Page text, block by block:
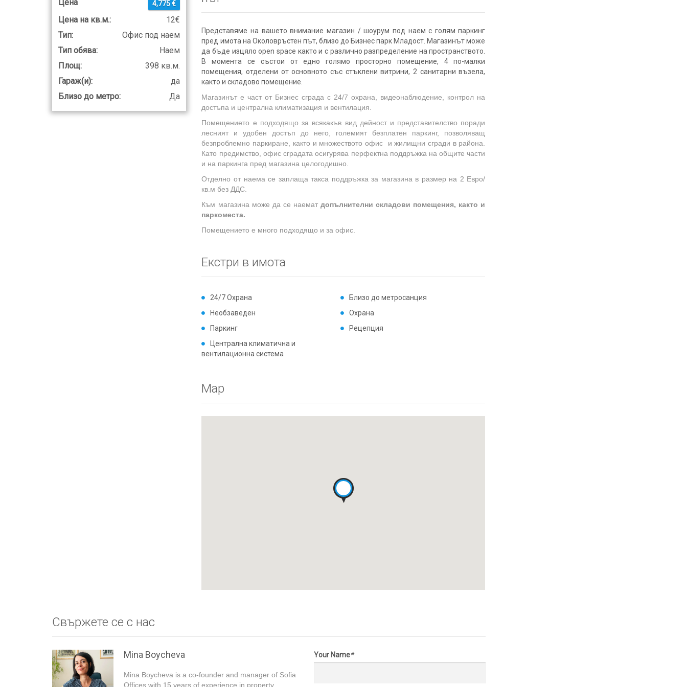
Цена 4,775 €
Цена на кв.м.:
12€
Тип:
Офис под наем
Тип обява:
Наем
Площ:
398 кв.м.
Гараж(и):
да
Близо до метро:
Да
Представяме на вашето внимание магазин / шоурум под наем с голям паркинг
пред имота на Околовръстен път, близо до Бизнес парк Младост. Магазинът може
да бъде изцяло open space както и с различно разпределение на пространството.
В момента се състои от едно голямо просторно помещение, 4 по-малки
помещения, отделени от основното със стъклени витрини, 2 санитарни възела,
както и складово помещение.
Магазинът е част от Бизнес сграда с 24/7 охрана, видеонаблюдение, контрол на
достъпа и централна климатизация и вентилация.
Помещението е подходящо за всякакъв вид дейност и представителство поради
лесният и удобен достъп до него, големият безплатен паркинг, позволяващ
безпроблемно паркиране, както и множеството офис и жилищни сгради в района.
Като предимство, офис сградата осигурява перфектна поддръжка на общите части
и на паркинга пред магазина целогодишно.
Отделно от наема се заплаща такса поддръжка за магазина в размер на 2 Евро/
кв.м без ДДС.
Към магазина може да се наематдопълнителни складови помещения, както и
паркоместа.
Помещението е много подходящо и за офис.
Екстри в имота
24/7 Охрана
Близо до метросанция
Необзаведен
Охрана
Паркинг
Рецепция
Централна климатична и
вентилационна система
Map
Свържете се с нас
Mina Boycheva
Mina Boycheva is a co-founder and manager of Sofia
Offices with 15 years of experience in property
Your Name*